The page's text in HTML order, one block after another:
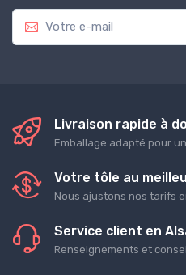
Livraison rapide à
Emballage adapté pour
Votre tôle au
Nous ajustons nos tarifs
Service client en
Renseignements et